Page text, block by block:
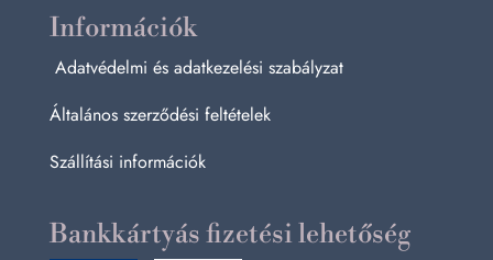
Információk
Adatvédelmi és adatkezelési szabályzat
Általános szerződési feltételek
Szállítási információk
Bankkártyás fizetési lehetőség